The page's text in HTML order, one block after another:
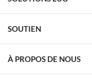
SOUTIEN
À PROPOS DE NOUS